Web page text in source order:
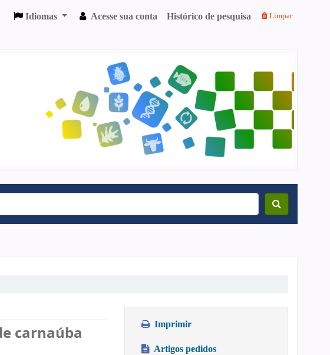
Idiomas Acesse sua conta Histórico de pesquisa Limpar
carnaúba Imprimir
Artigos pedidos